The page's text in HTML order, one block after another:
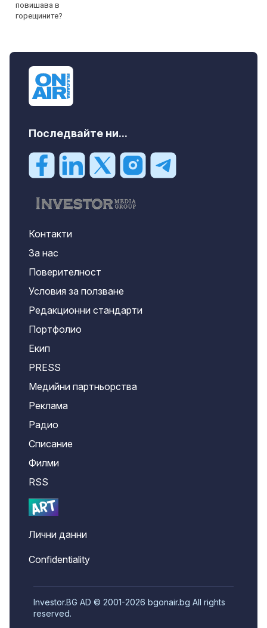
Последвайте ни...
Контакти
За нас
Поверителност
Условия за ползване
Редакционни стандарти
Портфолио
Екип
PRESS
Медийни партньорства
Реклама
Радио
Списание
Филми
RSS
Лични данни
Confidentiality
Investor.BG AD © 2001-2026 bgonair.bg All rights
reserved.